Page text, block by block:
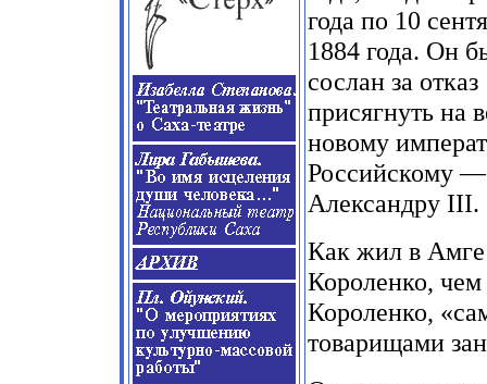
года по 10
1884 года. Он
сослан за отказ
присягнуть на
новому
Российскому —
Александру III.
Как жил в Амге
Короленко,
Короленко,
товарищами